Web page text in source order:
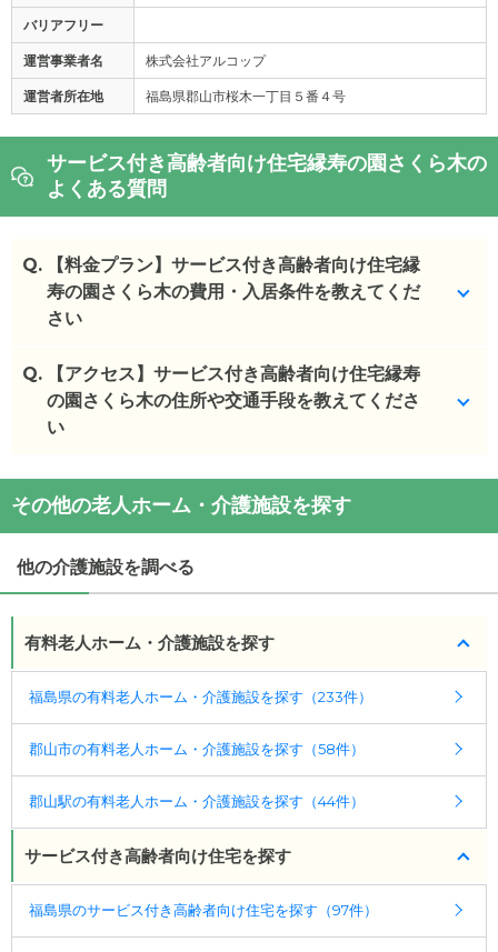
バリアフリー
運営事業者名 株式会社アルコップ
運営者所在地 福島県郡山市桜木一丁目５番４号
サービス付き高齢者向け住宅縁寿の園さくら木の
よくある質問
Q.
【料金プラン】サービス付き高齢者向け住宅縁
寿の園さくら木の費用・入居条件を教えてくだ
さい
サービス付き高齢者向け住宅縁寿の園さくら木の入
居金・月額料金は次のとおりです。
・初期費用が
サービス付き高齢者向け住宅縁寿の園さくら木
介護2、要介護3、要介護4、要介護5
ケアスル 介護では詳細な料金プラン
す。詳しくはこちら。
・経験豊富な入居相談員が完全無料で施設探しをサ
入居相談： 0120-579-721 （無料）
受付時間：10：00～19：00
・全国10000件の介護施設情報を掲載
幅広い選択肢の中から、条件にあった施設を選ぶ
ことができます。
Q.
【アクセス】サービス付き高齢者向け住宅縁寿
の園さくら木の住所や交通手段を教えてくださ
い
サービス付き高齢者向け住宅縁寿の園さくら木の交
通アクセス
・住所：福島県郡山市桜木一丁目
・最寄り駅：
その他の老人ホーム・介護施設を探す
他の介護施設を調べる
有料老人ホーム・介護施設を探す
福島県の有料老人ホーム・介護施設を探す（233件）
郡山市の有料老人ホーム・介護施設を探す（58件）
郡山駅の有料老人ホーム・介護施設を探す（44件）
サービス付き高齢者向け住宅を探す
福島県のサービス付き高齢者向け住宅を探す（97件）